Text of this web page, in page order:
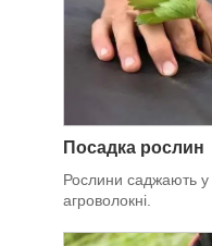
Посадка рослин
Рослини саджають у
агроволокні.